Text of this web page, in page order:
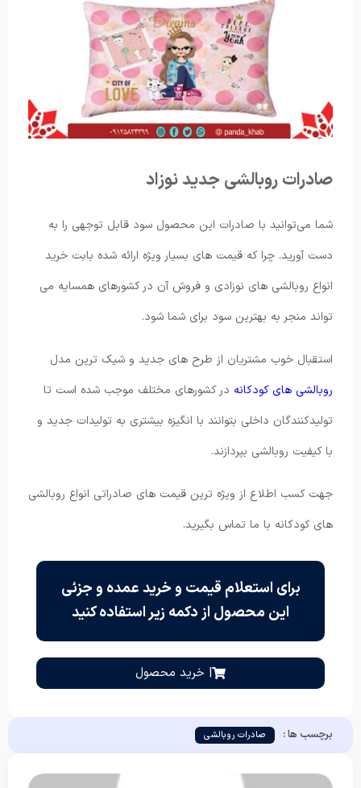
صادرات روبالشی جدید نوزاد
شما می‌توانید با صادرات این محصول سود قابل توجهی را به
دست آورید. چرا که قیمت های بسیار ویژه ارائه شده بابت خرید
انواع روبالشی های نوزادی و فروش آن در کشورهای همسایه می
تواند منجر به بهترین سود برای شما شود.
استقبال خوب مشتریان از طرح های جدید و شیک ترین مدل
روبالشی های کودکانه در کشورهای مختلف موجب شده است تا
تولیدکنندگان داخلی بتوانند با انگیزه بیشتری به تولیدات جدید و
با کیفیت روبالشی بپردازند.
جهت کسب اطلاع از ویژه ترین قیمت های صادراتی انواع روبالشی
های کودکانه با ما تماس بگیرید.
برای استعلام قیمت و خرید عمده و جزئی
این محصول از دکمه زیر استفاده کنید
| خرید محصول
برچسب ها : صادرات روبالشی